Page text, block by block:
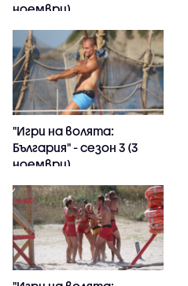
ноември)
"Игри на волята:
България" - сезон 3 (3
ноември)